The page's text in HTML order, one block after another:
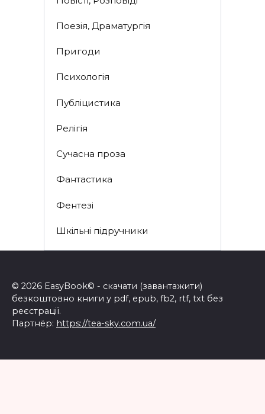
Поезія, Драматургія
Пригоди
Психологія
Публіцистика
Релігія
Сучасна проза
Фантастика
Фентезі
Шкільні підручники
© 2026 EasyBook© - скачати (завантажити)
безкоштовно книги у pdf, epub, fb2, rtf, txt без
реєстрації.
Партнёр: https://tea-sky.com.ua/